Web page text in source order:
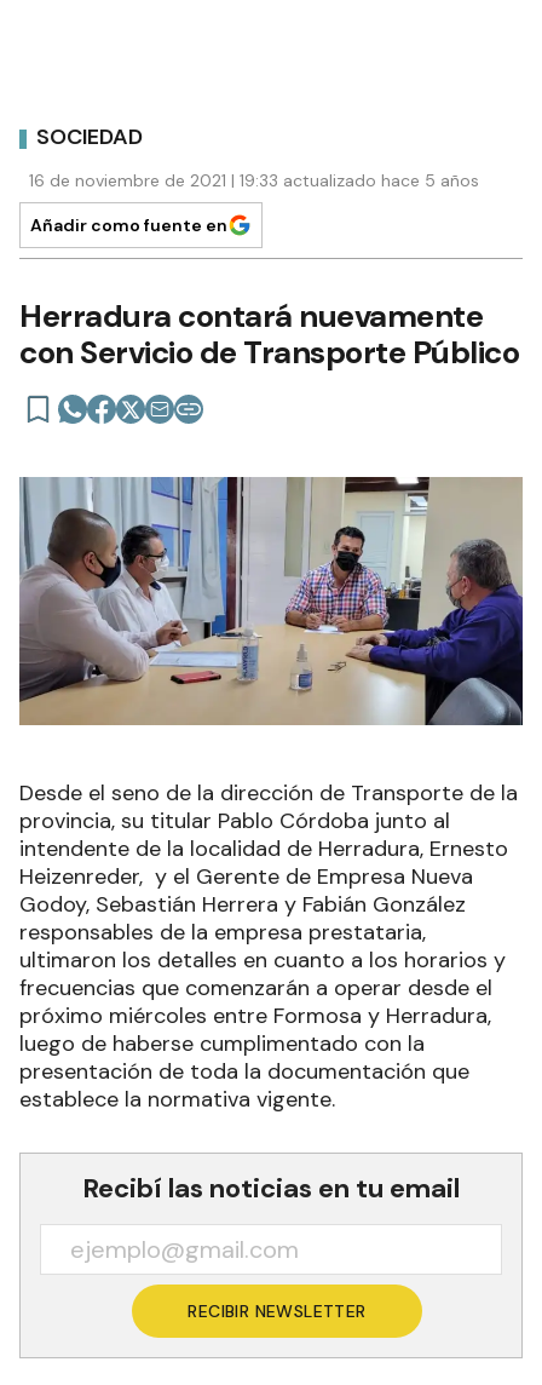
SOCIEDAD
16 de noviembre de 2021 | 19:33 actualizado hace 5 años
Añadir como fuente en
Herradura contará nuevamente
con Servicio de Transporte Público
Desde el seno de la dirección de Transporte de la
provincia, su titular Pablo Córdoba junto al
intendente de la localidad de Herradura, Ernesto
Heizenreder, y el Gerente de Empresa Nueva
Godoy, Sebastián Herrera y Fabián González
responsables de la empresa prestataria,
ultimaron los detalles en cuanto a los horarios y
frecuencias que comenzarán a operar desde el
próximo miércoles entre Formosa y Herradura,
luego de haberse cumplimentado con la
presentación de toda la documentación que
establece la normativa vigente.
Recibí las noticias en tu email
RECIBIR NEWSLETTER